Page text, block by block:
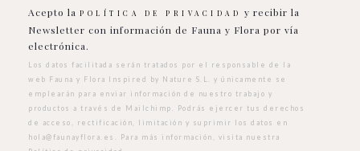
Acepto la POLÍTICA DE PRIVACIDAD
y recibir la
Newsletter con información de Fauna y Flora por vía
electrónica.
Los datos facilitada serán tratados por el responsable de la
web Fauna y Flora Inspired by Nature S.L. y únicamente se
emplearán para enviar información de nuestro trabajo y
productos a través de Mailchimp. Podrás ejercer tus derechos
de acceso, rectificación, limitación y suprimir los datos en
hola@faunayflora.es
. Para más información, visita nuestra